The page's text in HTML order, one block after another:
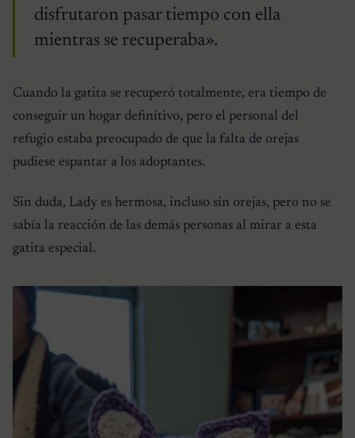
disfrutaron pasar tiempo con ella
mientras se recuperaba».
Cuando la gatita se recuperó totalmente, era tiempo de
conseguir un hogar definitivo, pero el personal del
refugio estaba preocupado de que la falta de orejas
pudiese espantar a los adoptantes.
Sin duda, Lady es hermosa, incluso sin orejas, pero no se
sabía la reacción de las demás personas al mirar a esta
gatita especial.